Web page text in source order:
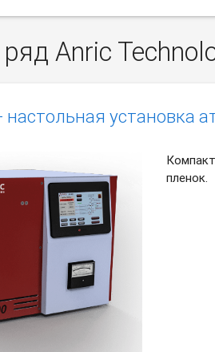
Anric
настольная установка
пленок.